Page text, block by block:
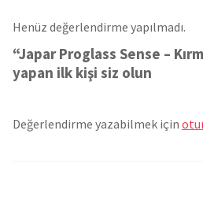
Henüz değerlendirme yapılmadı.
“Japar Proglass Sense –
yapan ilk kişi siz olun
Değerlendirme yazabilmek için